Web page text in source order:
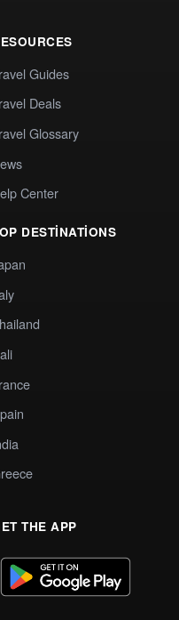
Guides
Deals
Glossary
Center
DESTINATIONS
THE APP